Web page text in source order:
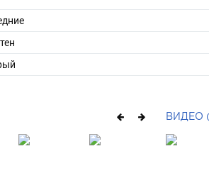
ВИДЕО